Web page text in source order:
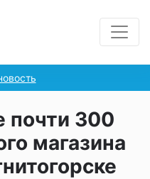
почти 300
магазина